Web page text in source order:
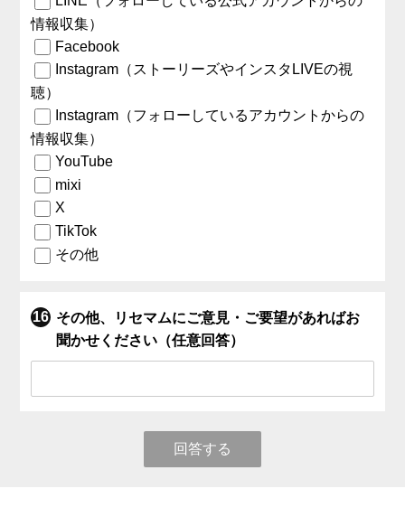
情報収集）
Facebook
Instagram（ストーリーズやインスタLIVEの視
聴）
Instagram（フォローしているアカウントからの
情報収集）
YouTube
mixi
X
TikTok
その他
その他、リセマムにご意見・ご要望があればお
聞かせください（任意回答）
回答する